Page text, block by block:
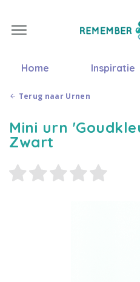
Home Inspiratie
Terug naar Urnen
Mini urn
Zwart